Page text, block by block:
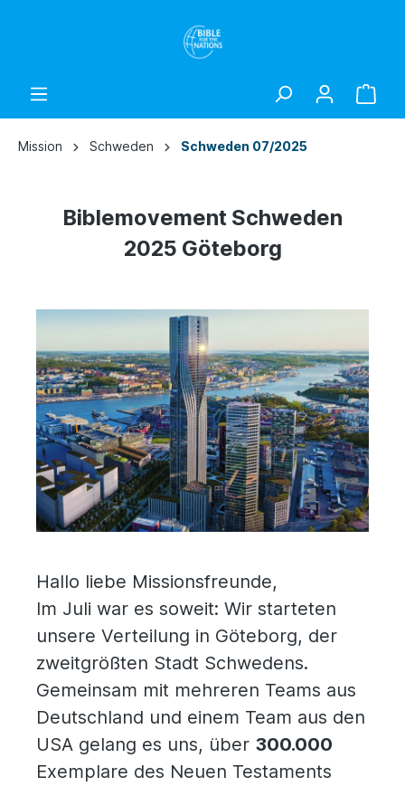
Mission Schweden Schweden 07/2025
Biblemovement Schweden
2025 Göteborg
Hallo liebe Missionsfreunde,
Im Juli war es soweit: Wir starteten
unsere Verteilung in Göteborg, der
zweitgrößten Stadt Schwedens.
Gemeinsam mit mehreren Teams aus
Deutschland und einem Team aus den
USA gelang es uns, über 300.000
Exemplare des Neuen Testaments